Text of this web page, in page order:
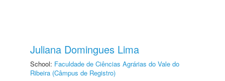
Juliana Domingues Lima
School: Faculdade de Ciências Agrárias do Vale do
Ribeira (Câmpus de Registro)